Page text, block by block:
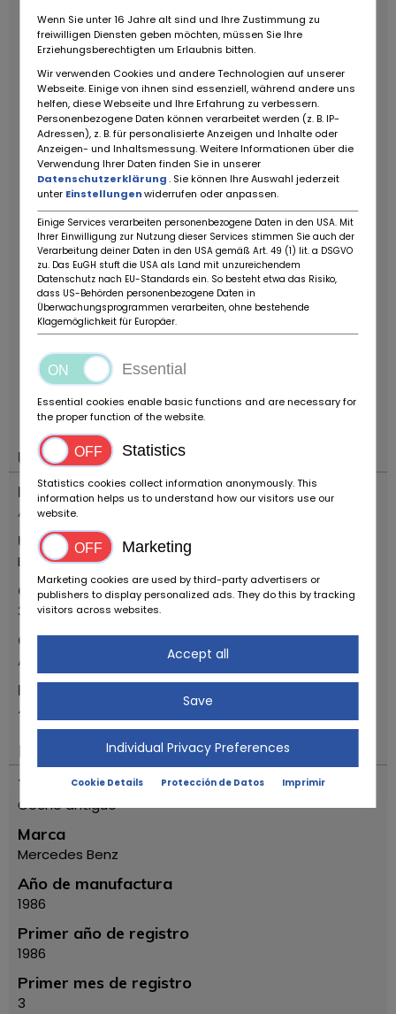
Gemischaufbereitung: Pierburg 2E-E Vergaser
Antrieb: HinterradantriebGetriebe: 5-Gang
SchaltgetriebeFahrleistungen
Höchstgeschwindigkeit: ca. 185 km/h0100 km/h: ca.
13,0 SekundenVerbrauch: ca. 7,011,4 l/100 km
(zeitgenössische Messwerte)Abmessungen &
GewichtLänge: 4.740 mmBreite: 1.740 mmHöhe:
1.446 mmRadstand: 2.800 mmLeergewicht: ca.
1.280 kgTankinhalt: 70 LiterKofferraumvolumen: 520
Liter SonstigesReifen: 185/65 R15 HBremsen:
Scheibenbremsen vorne und hintenElektrische
Fenster ( vorne )Unterlagen:Die italienischen
Fahrzeugpapiere, Betriebsanleitung, die originale
Datenkarte sowie zwei Schlüssel sind vorhanden.
sehr ehrlicher und original erhaltener W124, ideal für
Liebhaber klassischer Mercedes-Limousinen oder
Wertpotenzial.ZUBEHÖRANGABEN OHNE GEWÄHR,
Änderungen, Zwischenverkauf und Irrtümer
vorbehalten!----.
Ubicación
País
Alemania
Ubicación
Bovenden
Código postal
37120
Calle
Alte Bundesstr.
Número de casa
48
Importante
Tipo de vehiculo
Coche antiguo
Marca
Mercedes Benz
Año de manufactura
1986
Primer año de registro
1986
Primer mes de registro
3
Wenn Sie unter 16 Jahre alt sind und Ihre Zustimmung zu
freiwilligen Diensten geben möchten, müssen Sie Ihre
Erziehungsberechtigten um Erlaubnis bitten.
Wir verwenden Cookies und andere Technologien auf unserer
Webseite. Einige von ihnen sind essenziell, während andere uns
helfen, diese Webseite und Ihre Erfahrung zu verbessern.
Personenbezogene Daten können verarbeitet werden (z. B. IP-
Adressen), z. B. für personalisierte Anzeigen und Inhalte oder
Anzeigen- und Inhaltsmessung. Weitere Informationen über die
Verwendung Ihrer Daten finden Sie in unserer
Datenschutzerklärung. Sie können Ihre Auswahl jederzeit
unter Einstellungenwiderrufen oder anpassen.
Einige Services verarbeiten personenbezogene Daten in den USA. Mit
Ihrer Einwilligung zur Nutzung dieser Services stimmen Sie auch der
Verarbeitung deiner Daten in den USA gemäß Art. 49 (1) lit. a DSGVO
zu. Das EuGH stuft die USA als Land mit unzureichendem
Datenschutz nach EU-Standards ein. So besteht etwa das Risiko,
dass US-Behörden personenbezogene Daten in
Überwachungsprogrammen verarbeiten, ohne bestehende
Klagemöglichkeit für Europäer.
Essential
Essential cookies enable basic functions and are necessary for
the proper function of the website.
Statistics
Statistics cookies collect information anonymously. This
information helps us to understand how our visitors use our
website.
Marketing
Marketing cookies are used by third-party advertisers or
publishers to display personalized ads. They do this by tracking
visitors across websites.
Accept all
Save
Individual Privacy Preferences
Cookie Details Protección de Datos Imprimir